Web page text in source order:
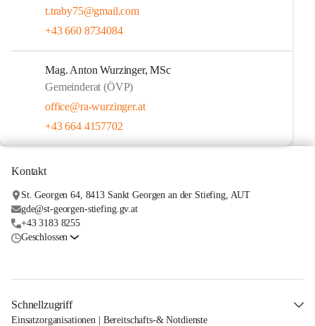
t.traby75@gmail.com
+43 660 8734084
Mag. Anton Wurzinger, MSc
Gemeinderat (ÖVP)
office@ra-wurzinger.at
+43 664 4157702
Kontakt
St. Georgen 64, 8413 Sankt Georgen an der Stiefing, AUT
gde@st-georgen-stiefing.gv.at
+43 3183 8255
Geschlossen
Schnellzugriff
Einsatzorganisationen | Bereitschafts-& Notdienste